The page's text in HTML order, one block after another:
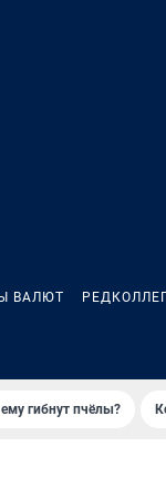
ВАЛЮТ
гибнут пчёлы?